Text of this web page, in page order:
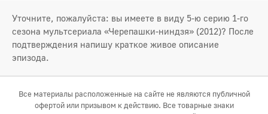
Уточните, пожалуйста: вы имеете в виду 5‑ю серию 1‑го
сезона мультсериала «Черепашки‑ниндзя» (2012)? После
подтверждения напишу краткое живое описание
эпизода.
Все материалы расположенные на сайте не являются публичной
офертой или призывом к действию. Все товарные знаки